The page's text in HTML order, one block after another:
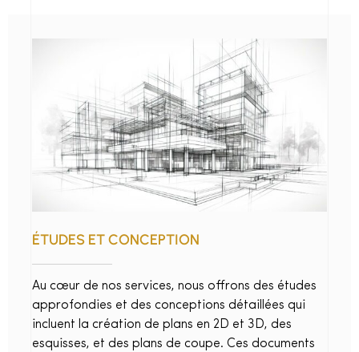
ÉTUDES ET CONCEPTION
Au cœur de nos services, nous offrons des études
approfondies et des conceptions détaillées qui
incluent la création de plans en 2D et 3D, des
esquisses, et des plans de coupe. Ces documents